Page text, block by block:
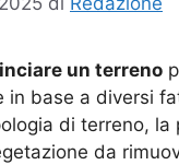
un terreno
in base a diversi
di terreno, la
da